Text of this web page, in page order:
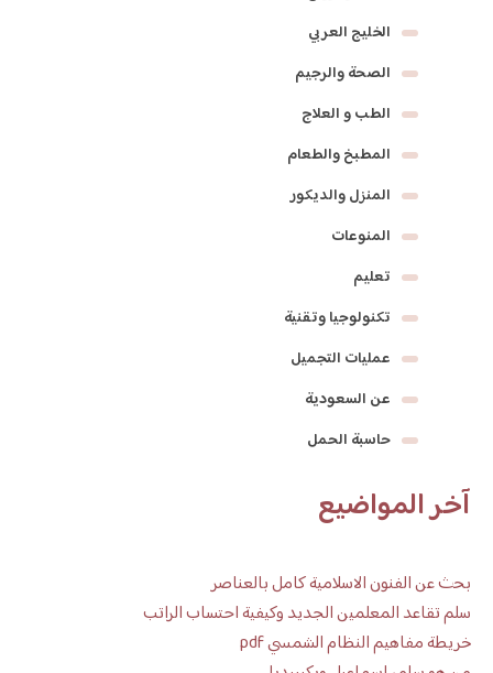
الخليج العربي
الصحة والرجيم
الطب و العلاج
المطبخ والطعام
المنزل والديكور
المنوعات
تعليم
تكنولوجيا وتقنية
عمليات التجميل
عن السعودية
حاسبة الحمل
آخر المواضيع
بحث عن الفنون الاسلامية كامل بالعناصر
سلم تقاعد المعلمين الجديد وكيفية احتساب الراتب
خريطة مفاهيم النظام الشمسي pdf